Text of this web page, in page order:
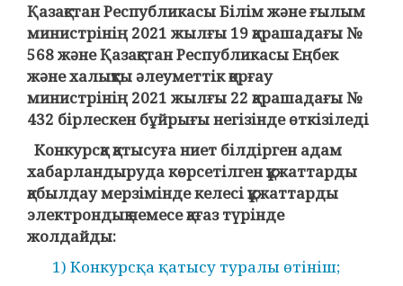
Қазақстан Республикасы Білім және ғылым
министрінің 2021 жылғы 19 қарашадағы №
568 және Қазақстан Республикасы Еңбек
және халықты әлеуметтік қорғау
министрінің 2021 жылғы 22 қарашадағы №
432 бірлескен бұйрығы негізінде өткізіледі
Конкурсқа қатысуға ниет білдірген адам
хабарландыруда көрсетілген құжаттарды
қабылдау мерзімінде келесі құжаттарды
электрондық немесе қағаз түрінде
жолдайды:
1) Конкурсқа қатысу туралы өтініш;